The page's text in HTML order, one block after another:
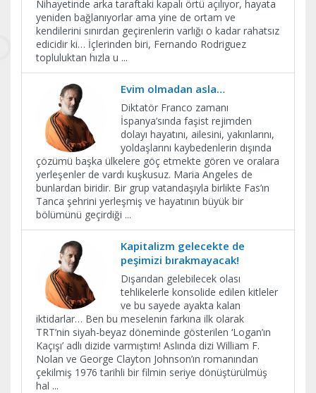
Nihayetinde arka taraftaki kapalı örtü açılıyor, hayata
yeniden bağlanıyorlar ama yine de ortam ve
kendilerini sınırdan geçirenlerin varlığı o kadar rahatsız
edicidir ki… İçlerinden biri, Fernando Rodriguez
topluluktan hızla u ...
Evim olmadan asla…
Diktatör Franco zamanı
İspanya’sında faşist rejimden
dolayı hayatını, ailesini, yakınlarını,
yoldaşlarını kaybedenlerin dışında
çözümü başka ülkelere göç etmekte gören ve oralara
yerleşenler de vardı kuşkusuz. Maria Angeles de
bunlardan biridir. Bir grup vatandaşıyla birlikte Fas’ın
Tanca şehrini yerleşmiş ve hayatının büyük bir
bölümünü geçirdiği ...
Kapitalizm gelecekte de
peşimizi bırakmayacak!
Dışarıdan gelebilecek olası
tehlikelerle konsolide edilen kitleler
ve bu sayede ayakta kalan
iktidarlar… Ben bu meselenin farkına ilk olarak
TRT’nin siyah-beyaz döneminde gösterilen ‘Logan’ın
Kaçışı’ adlı dizide varmıştım! Aslında dizi William F.
Nolan ve George Clayton Johnson’ın romanından
çekilmiş 1976 tarihli bir filmin seriye dönüştürülmüş
hal ...